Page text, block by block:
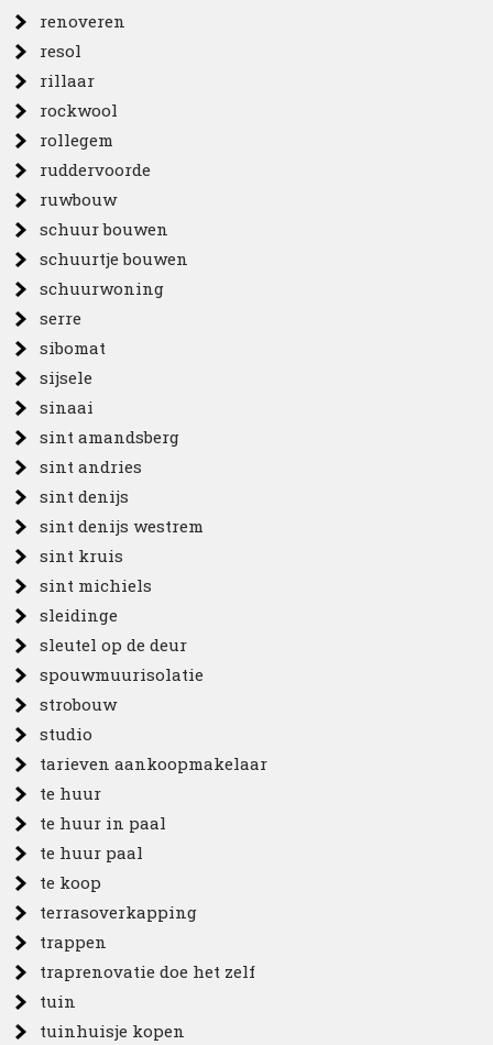
renoveren
resol
rillaar
rockwool
rollegem
ruddervoorde
ruwbouw
schuur bouwen
schuurtje bouwen
schuurwoning
serre
sibomat
sijsele
sinaai
sint amandsberg
sint andries
sint denijs
sint denijs westrem
sint kruis
sint michiels
sleidinge
sleutel op de deur
spouwmuurisolatie
strobouw
studio
tarieven aankoopmakelaar
te huur
te huur in paal
te huur paal
te koop
terrasoverkapping
trappen
traprenovatie doe het zelf
tuin
tuinhuisje kopen